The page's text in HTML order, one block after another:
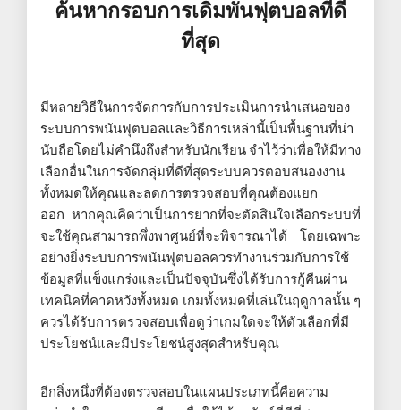
ค้นหากรอบการเดิมพันฟุตบอลที่ดี
ที่สุด
มีหลายวิธีในการจัดการกับการประเมินการนำเสนอของ
ระบบการพนันฟุตบอลและวิธีการเหล่านี้เป็นพื้นฐานที่น่า
นับถือโดยไม่คำนึงถึงสำหรับนักเรียน จำไว้ว่าเพื่อให้มีทาง
เลือกอื่นในการจัดกลุ่มที่ดีที่สุดระบบควรตอบสนองงาน
ทั้งหมดให้คุณและลดการตรวจสอบที่คุณต้องแยก
ออก หากคุณคิดว่าเป็นการยากที่จะตัดสินใจเลือกระบบที่
จะใช้คุณสามารถพึ่งพาศูนย์ที่จะพิจารณาได้ โดยเฉพาะ
อย่างยิ่งระบบการพนันฟุตบอลควรทำงานร่วมกับการใช้
ข้อมูลที่แข็งแกร่งและเป็นปัจจุบันซึ่งได้รับการกู้คืนผ่าน
เทคนิคที่คาดหวังทั้งหมด เกมทั้งหมดที่เล่นในฤดูกาลนั้น ๆ
ควรได้รับการตรวจสอบเพื่อดูว่าเกมใดจะให้ตัวเลือกที่มี
ประโยชน์และมีประโยชน์สูงสุดสำหรับคุณ
อีกสิ่งหนึ่งที่ต้องตรวจสอบในแผนประเภทนี้คือความ